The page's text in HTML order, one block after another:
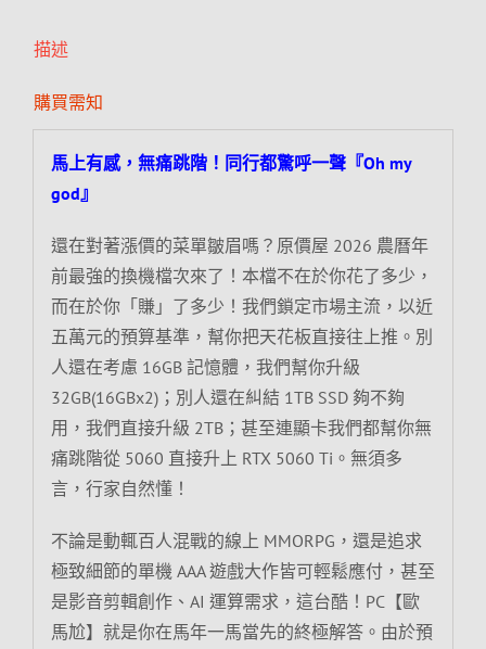
描述
購買需知
馬上有感，無痛跳階！同行都驚呼一聲『Oh my
god』
還在對著漲價的菜單皺眉嗎？原價屋 2026 農曆年
前最強的換機檔次來了！本檔不在於你花了多少，
而在於你「賺」了多少！我們鎖定市場主流，以近
五萬元的預算基準，幫你把天花板直接往上推。別
人還在考慮 16GB 記憶體，我們幫你升級
32GB(16GBx2)；別人還在糾結 1TB SSD 夠不夠
用，我們直接升級 2TB；甚至連顯卡我們都幫你無
痛跳階從 5060 直接升上 RTX 5060 Ti。無須多
言，行家自然懂！
不論是動輒百人混戰的線上 MMORPG，還是追求
極致細節的單機 AAA 遊戲大作皆可輕鬆應付，甚至
是影音剪輯創作、AI 運算需求，這台酷！PC【歐
馬尬】就是你在馬年一馬當先的終極解答。由於預